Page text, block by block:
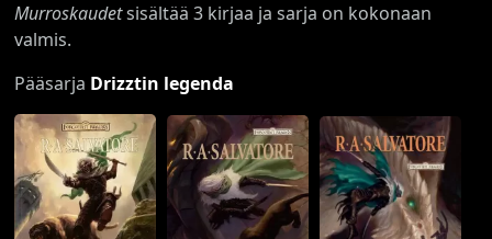
Murroskaudetsisältää 3 kirjaa ja sarja on kokonaan
valmis.
Pääsarja Drizztin legenda